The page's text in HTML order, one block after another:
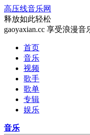
高压线音乐网
释放如此轻松
gaoyaxian.cc 享受浪漫音
首页
音乐
视频
歌手
歌单
专辑
娱乐
音乐